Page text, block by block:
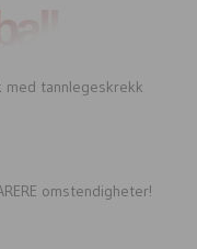
tannlegeskrekk
omstendigheter!